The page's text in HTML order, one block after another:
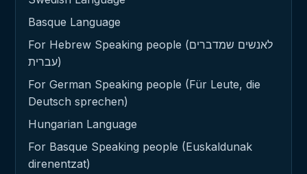
Basque Language
For Hebrew Speaking people (לאנשים שמדברים
עברית)
For German Speaking people (Für Leute, die
Deutsch sprechen)
Hungarian Language
For Basque Speaking people (Euskaldunak
direnentzat)